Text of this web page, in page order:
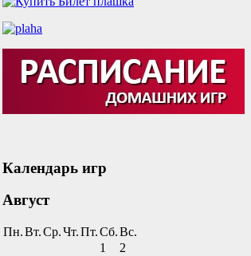
Календарь игр
Август
Пн.Вт.Ср.Чт.Пт.Сб.Вс.
1
2